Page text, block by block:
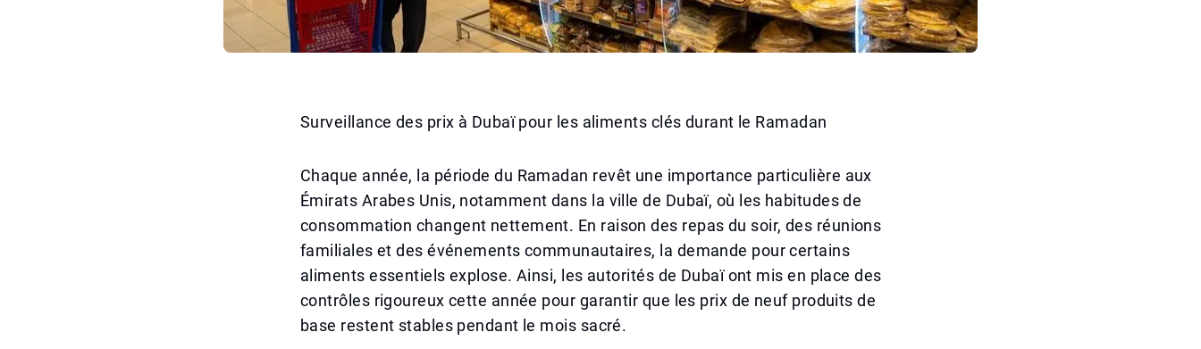
Surveillance des prix à Dubaï pour les aliments clés durant le Ramadan
Chaque année, la période du Ramadan revêt une importance particulière aux
Émirats Arabes Unis, notamment dans la ville de Dubaï, où les habitudes de
consommation changent nettement. En raison des repas du soir, des réunions
familiales et des événements communautaires, la demande pour certains
aliments essentiels explose. Ainsi, les autorités de Dubaï ont mis en place des
contrôles rigoureux cette année pour garantir que les prix de neuf produits de
base restent stables pendant le mois sacré.